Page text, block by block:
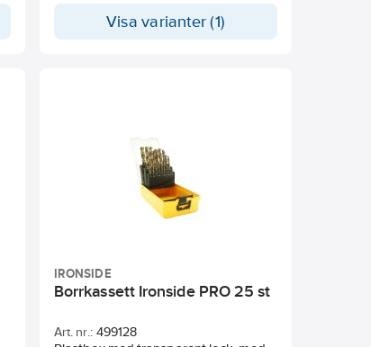
med 135° korsslipad spets. HSS med
Visa varianter (1)
IRONSIDE
Borrkassett Ironside PRO 25 st
Art. nr.: 499128